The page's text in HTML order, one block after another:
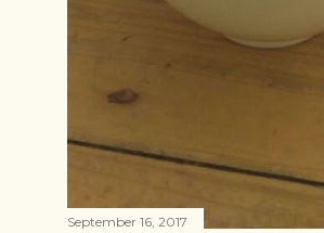
September 16, 2017